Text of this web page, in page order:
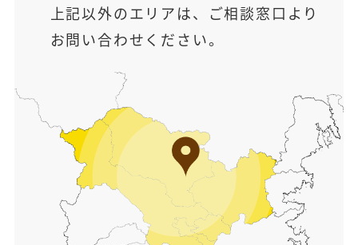
上記以外のエリアは、ご相談窓口より
お問い合わせください。